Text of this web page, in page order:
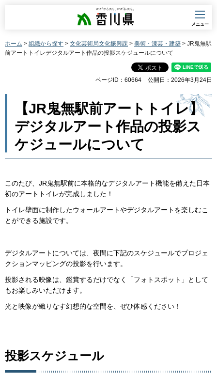
香川県
メニュー
ホーム > 組織から探す > 文化芸術局文化振興課 > 美術・漆芸・建築 > JR鬼無駅
前アートトイレデジタルアート作品の投影スケジュールについて
ページID：60664 公開日：2026年3月24日
【JR鬼無駅前アートトイレ】
デジタルアート作品の投影ス
ケジュールについて
このたび、JR鬼無駅前に本格的なデジタルアート機能を備えた日本
初のアートトイレが完成しました！
トイレ壁面に制作したウォールアートやデジタルアートを楽しむこ
とができる施設です。
デジタルアートについては、夜間に下記のスケジュールでプロジェ
クションマッピングの投影を行います。
投影される映像は、鑑賞するだけでなく「フォトスポット」として
もお楽しみいただけます。
光と映像が織りなす幻想的な空間を、ぜひ体感ください！
投影スケジュール